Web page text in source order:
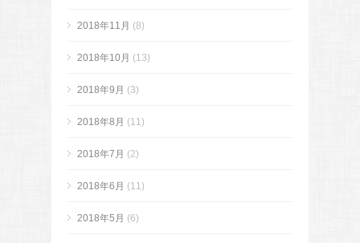
2018年11月 (8)
2018年10月 (13)
2018年9月 (3)
2018年8月 (11)
2018年7月 (2)
2018年6月 (11)
2018年5月 (6)